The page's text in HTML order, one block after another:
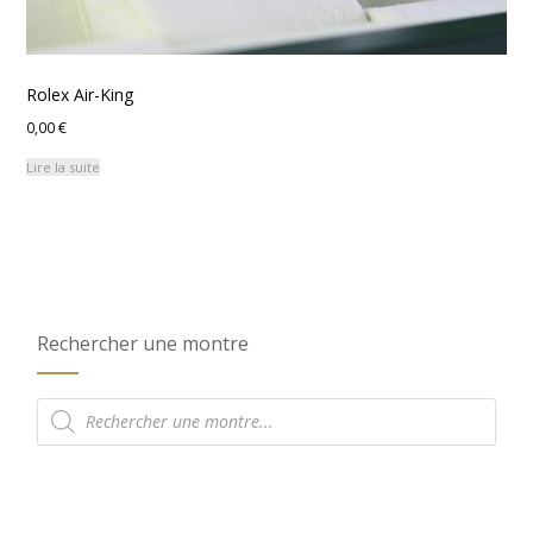
Rolex Air-King
0,00€
Lire la suite
Rechercher une montre
Recherche
de
produits